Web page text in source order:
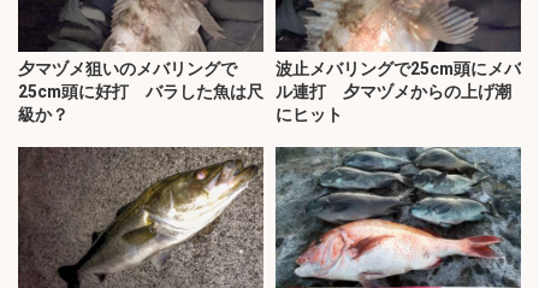
夕マヅメ狙いのメバリングで
25cm頭に好打 バラした魚は尺
級か？
波止メバリングで25cm頭にメバ
ル連打 夕マヅメからの上げ潮
にヒット